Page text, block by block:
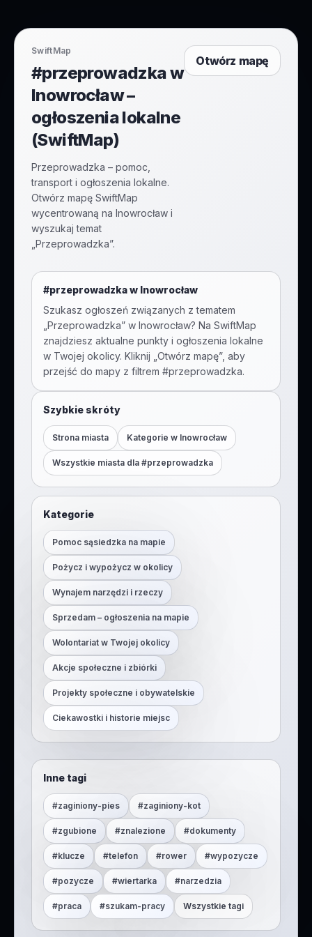
SwiftMap
#przeprowadzka w
Inowrocław –
ogłoszenia lokalne
(SwiftMap)
Przeprowadzka – pomoc,
transport i ogłoszenia lokalne.
Otwórz mapę SwiftMap
wycentrowaną na Inowrocław i
wyszukaj temat
„Przeprowadzka”.
Otwórz mapę
#przeprowadzkaw Inowrocław
Szukasz ogłoszeń związanych z tematem
Przeprowadzka” w Inowrocław? Na SwiftMap
znajdziesz aktualne punkty i ogłoszenia lokalne
w Twojej okolicy. Kliknij „Otwórz mapę”, aby
przejść do mapy z filtrem #przeprowadzka.
Szybkie skróty
Strona miasta Kategorie w Inowrocław
Wszystkie miasta dla #przeprowadzka
Kategorie
Pomoc sąsiedzka na mapie
Pożycz i wypożycz w okolicy
Wynajem narzędzi i rzeczy
Sprzedam – ogłoszenia na mapie
Wolontariat w Twojej okolicy
Akcje społeczne i zbiórki
Projekty społeczne i obywatelskie
Ciekawostki i historie miejsc
Inne tagi
#zaginiony-pies #zaginiony-kot
#zgubione #znalezione #dokumenty
#klucze #telefon #rower #wypozycze
#pozycze #wiertarka #narzedzia
#praca #szukam-pracy Wszystkie tagi